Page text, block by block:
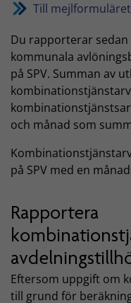
Till mejlformuläret
Du rapporterar
kommunala
på SPV. Summan av
och månad som
på SPV med en
Rapportera
Eftersom uppgift om
till grund för